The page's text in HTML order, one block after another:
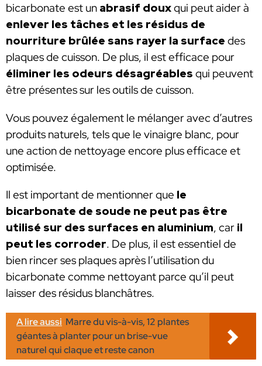
bicarbonate est un abrasif douxqui peut aider à
enlever les tâches et les résidus de
nourriture brûlée sans rayer la surface des
plaques de cuisson. De plus, il est efficace pour
éliminer les odeurs désagréables qui peuvent
être présentes sur les outils de cuisson.
Vous pouvez également le mélanger avec d’autres
produits naturels, tels que le vinaigre blanc, pour
une action de nettoyage encore plus efficace et
optimisée.
Il est important de mentionner que le
bicarbonate de soude ne peut pas être
utilisé sur des surfaces en aluminium, car il
peut les corroder. De plus, il est essentiel de
bien rincer ses plaques après l’utilisation du
bicarbonate comme nettoyant parce qu’il peut
laisser des résidus blanchâtres.
A lire aussi Marre du vis-à-vis, 12 plantes
géantes à planter pour un brise-vue
naturel qui claque et reste canon